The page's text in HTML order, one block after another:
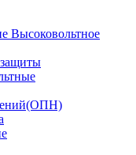
Высоковольтное